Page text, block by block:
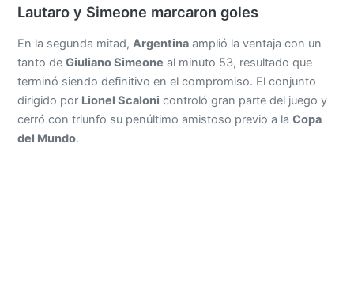
Lautaro y Simeone marcaron goles
En la segunda mitad,Argentina amplió la ventaja con un
tanto deGiuliano Simeone al minuto 53, resultado que
terminó siendo definitivo en el compromiso. El conjunto
dirigido por Lionel Scaloni controló gran parte del juego y
cerró con triunfo su penúltimo amistoso previo a laCopa
del Mundo.